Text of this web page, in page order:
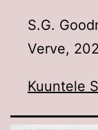
S.G.
Verve,
Kuuntele